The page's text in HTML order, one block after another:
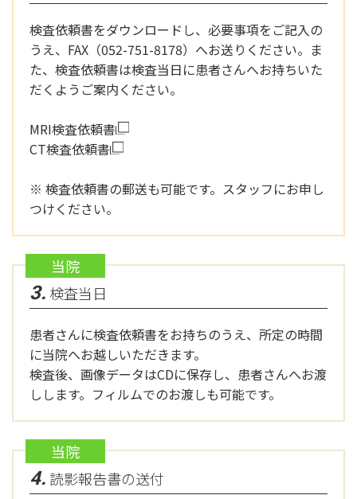
検査依頼書をダウンロードし、必要事項をご記入の
うえ、FAX（052-751-8178）へお送りください。ま
た、検査依頼書は検査当日に患者さんへお持ちいた
だくようご案内ください。
MRI検査依頼書
CT検査依頼書
※ 検査依頼書の郵送も可能です。スタッフにお申し
つけください。
当院
3. 検査当日
患者さんに検査依頼書をお持ちのうえ、所定の時間
に当院へお越しいただきます。
検査後、画像データはCDに保存し、患者さんへお渡
しします。フィルムでのお渡しも可能です。
当院
4. 読影報告書の送付